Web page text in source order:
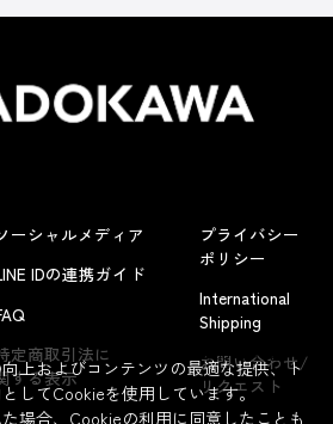
よくあるお問い合わせ
ーシャルメディア
IDの連携ガイド
定商取引法に
する表示
プライバシー
ポリシー
International
Shipping
お問い合わせ/
リクエスト
上およびコンテンツの最適な提供、ト
してCookieを使用しています。
場合、Cookieの利用に同意したことも